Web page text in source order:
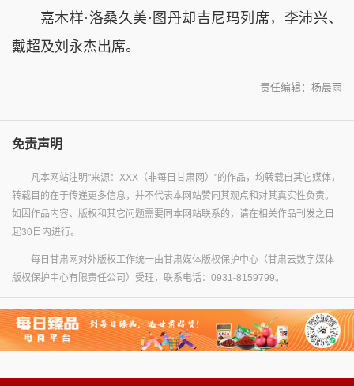
嘉木样·洛桑久美·图丹却吉尼玛列席，李沛兴、
戴超及刘永杰出席。
责任编辑：杨晨雨
免责声明
凡本网站注明"来源：XXX（非每日甘肃网）"的作品，均转载自其它媒体，
转载目的在于传递更多信息，并不代表本网站赞同其观点和对其真实性负责。
如因作品内容、版权和其它问题需要同本网站联系的，请在相关作品刊发之日
起30日内进行。
每日甘肃网对外版权工作统一由甘肃媒体版权保护中心（甘肃云数字媒体
版权保护中心有限责任公司）受理，联系电话：0931-8159799。